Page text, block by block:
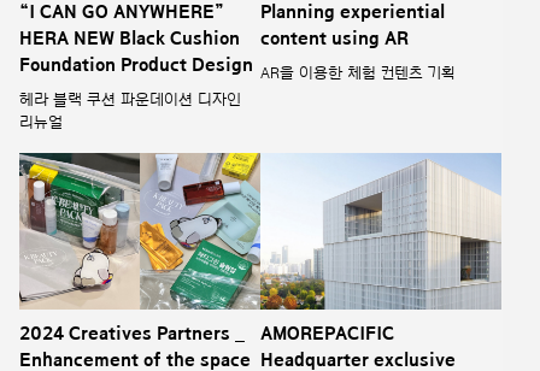
“I CAN GO ANYWHERE”
HERA NEW Black Cushion
Foundation Product Design
헤라 블랙 쿠션 파운데이션 디자인
리뉴얼
Planning experiential
content using AR
AR을 이용한 체험 컨텐츠 기획
2024 Creatives Partners _
Enhancement of the space
AMOREPACIFIC
Headquarter exclusive